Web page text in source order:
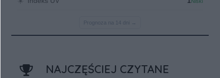
NAJCZĘŚCIEJ CZYTANE